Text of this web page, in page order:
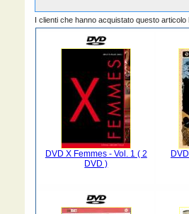
I clienti che hanno acquistato questo
DVD X Femmes - Vol. 1 ( 2
DVD )